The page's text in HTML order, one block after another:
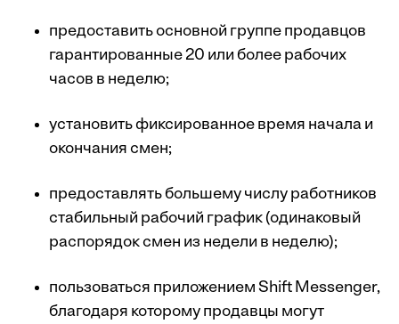
предоставить основной группе продавцов
гарантированные 20 или более рабочих
часов в неделю;
установить фиксированное время начала и
окончания смен;
предоставлять большему числу работников
стабильный рабочий график (одинаковый
распорядок смен из недели в неделю);
пользоваться приложением Shift Messenger,
благодаря которому продавцы могут